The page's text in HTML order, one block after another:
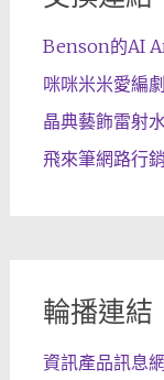
Benson的AI
咪咪米米愛編劇
晶典藝飾雷射
飛來筆網路行
輪播連結
資訊產品訊息網